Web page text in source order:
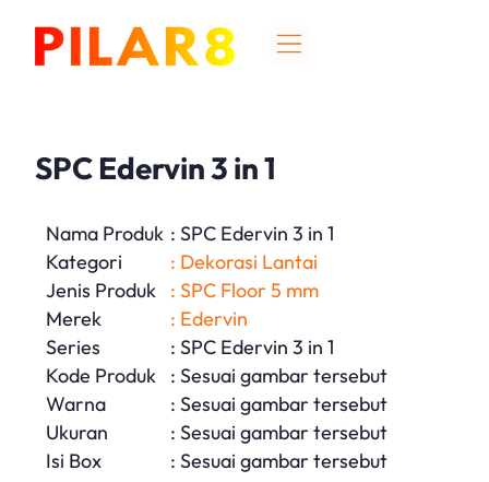
SPC Edervin 3 in 1
Nama Produk : SPC Edervin 3 in 1
Kategori
: Dekorasi Lantai
Jenis Produk
: SPC Floor 5 mm
Merek
: Edervin
Series
: SPC Edervin 3 in 1
Kode Produk
: Sesuai gambar tersebut
Warna
: Sesuai gambar tersebut
Ukuran
: Sesuai gambar tersebut
Isi Box
: Sesuai gambar tersebut